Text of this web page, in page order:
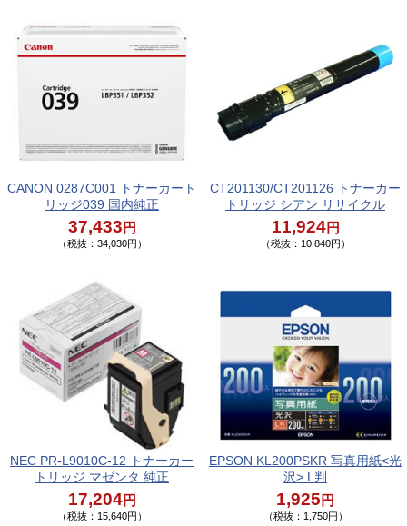
CANON 0287C001 トナーカート
リッジ039 国内純正
37,433 円
（税抜：34,030円）
CT201130/CT201126 トナーカー
トリッジ シアン リサイクル
11,924円
（税抜：10,840円）
NEC PR-L9010C-12 トナーカー
トリッジ マゼンタ 純正
17,204円
（税抜：15,640円）
EPSON KL200PSKR 写真用紙<光
沢> L判
1,925 円
（税抜：1,750円）